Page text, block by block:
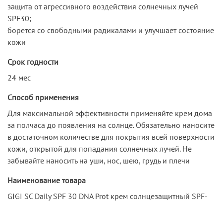
защита от агрессивного воздействия солнечных лучей
SPF30;
борется со свободными радикалами и улучшает состояние
кожи
Срок годности
24 мес
Способ применения
Для максимальной эффективности применяйте крем дома
за полчаса до появления на солнце. Обязательно наносите
в достаточном количестве для покрытия всей поверхности
кожи, открытой для попадания солнечных лучей. Не
забывайте наносить на уши, нос, шею, грудь и плечи
Наименование товара
GIGI SC Daily SPF 30 DNA Prot крем солнцезащитный SPF-